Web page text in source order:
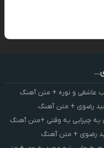
عاشقی و نوره + متن آهنگ
رضوی + متن آهنگ
یه چیزایی یه وقتی +متن آهنگ
رضوی + متن آهنگ